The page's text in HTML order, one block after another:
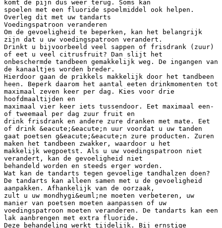
komt de pijn dus weer terug. Soms kan
spoelen met een fluoride spoelmiddel ook helpen.
Overleg dit met uw tandarts
Voedingspatroon veranderen
Om de gevoeligheid te beperken, kan het belangrijk
zijn dat u uw voedingspatroon verandert.
Drinkt u bijvoorbeeld veel sappen of frisdrank (zuur)
of eet u veel citrusfruit? Dan slijt het
onbeschermde tandbeen gemakkelijk weg. De ingangen van
de kanaaltjes worden breder.
Hierdoor gaan de prikkels makkelijk door het tandbeen
heen. Beperk daarom het aantal eeten drinkmomenten tot
maximaal zeven keer per dag. Kies voor drie
hoofdmaaltijden en
maximaal vier keer iets tussendoor. Eet maximaal een-
of tweemaal per dag zuur fruit en
drink frisdrank en andere zure dranken met mate. Eet
of drink &eacute;&eacute;n uur voordat u uw tanden
gaat poetsen g&eacute;&eacute;n zure producten. Zuren
maken het tandbeen zwakker, waardoor u het
makkelijk wegpoetst. Als u uw voedingspatroon niet
verandert, kan de gevoeligheid niet
behandeld worden en steeds erger worden.
Wat kan de tandarts tegen gevoelige tandhalzen doen?
De tandarts kan alleen samen met u de gevoeligheid
aanpakken. Afhankelijk van de oorzaak,
zult u uw mondhygi&euml;ne moeten verbeteren, uw
manier van poetsen moeten aanpassen of uw
voedingspatroon moeten veranderen. De tandarts kan een
lak aanbrengen met extra fluoride.
Deze behandeling werkt tijdelijk. Bij ernstige